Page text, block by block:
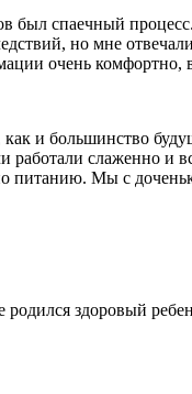
был спаечный
но мне
очень комфортно,
и большинство
слаженно и
питанию. Мы с
здоровый